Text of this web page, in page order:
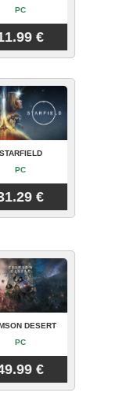
PC
€
STARFIELD
PC
€
DESERT
PC
€